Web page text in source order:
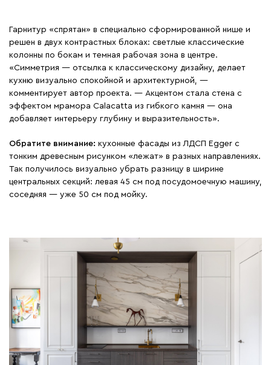
Гарнитур «спрятан» в специально сформированной нише и
решен в двух контрастных блоках: светлые классические
колонны по бокам и темная рабочая зона в центре.
«Симметрия — отсылка к классическому дизайну, делает
кухню визуально спокойной и архитектурной, —
комментирует автор проекта. — Акцентом стала стена с
эффектом мрамора Calacatta из гибкого камня — она
добавляет интерьеру глубину и выразительность».
Обратите внимание: кухонные фасады из ЛДСП Egger с
тонким древесным рисунком «лежат» в разных направлениях.
Так получилось визуально убрать разницу в ширине
центральных секций: левая 45 см под посудомоечную машину,
соседняя — уже 50 см под мойку.